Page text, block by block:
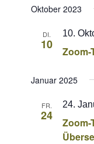
Oktober 2023
DI.
10 Zoom-
10.
Januar 2025
FR.
24
Zoom-
24.